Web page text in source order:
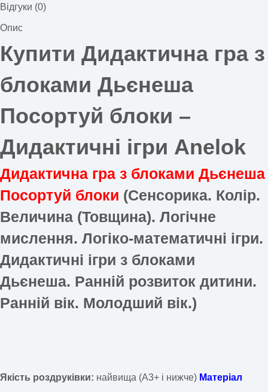
Відгуки (0)
Опис
Купити Дидактична гра з
блоками Дьєнеша
Посортуй блоки –
Дидактичні ігри Anelok
Дидактична гра з блоками Дьєнеша
Посортуй блоки (Сенсорика. Колір.
Величина (Товщина). Логічне
мислення. Логіко-математичні ігри.
Дидактичні ігри з блоками
Дьєнеша. Ранній розвиток дитини.
Ранній вік. Молодший вік.)
Якість роздруківки: найвища (А3+ і нижче) Матеріал